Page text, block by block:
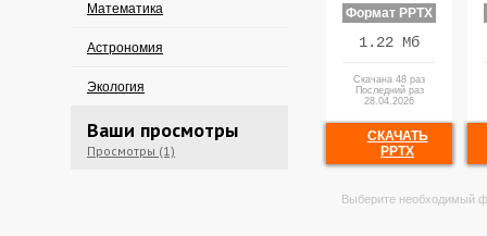
Математика
Астрономия
Экология
Ваши просмотры
Просмотры (1)
Формат PPTX
1.22 Мб
Скачана 48 раз
Последний раз
28.04.2026
СКАЧАТЬ
PPTX
Выберите необходимый